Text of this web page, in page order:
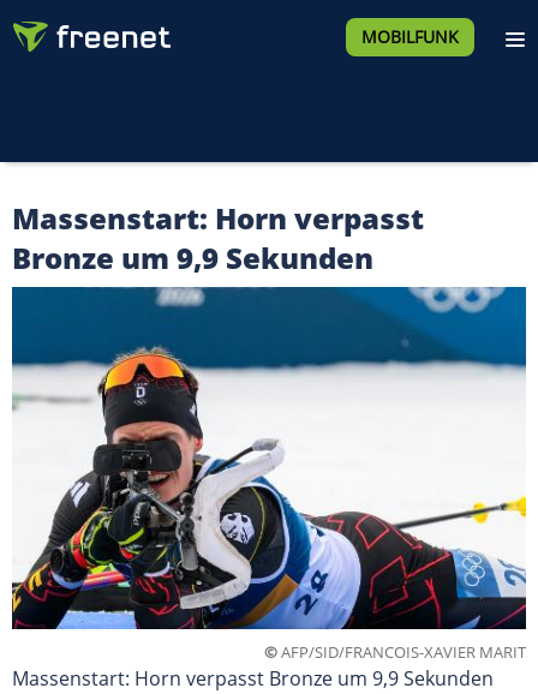
MOBILFUNK
Massenstart: Horn verpasst
Bronze um 9,9 Sekunden
©AFP/SID/FRANCOIS-XAVIER MARIT
Massenstart: Horn verpasst Bronze um 9,9 Sekunden